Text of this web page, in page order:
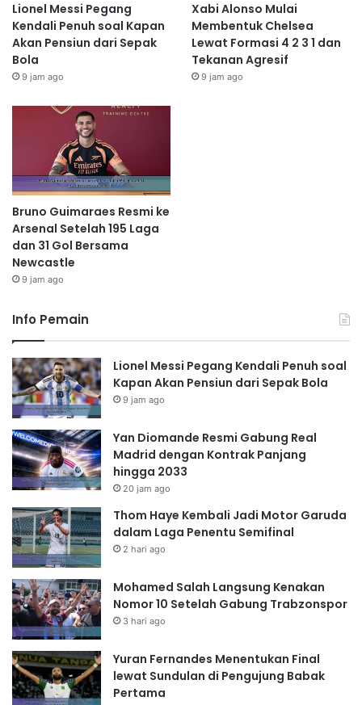
Lionel Messi Pegang
Kendali Penuh soal Kapan
Akan Pensiun dari Sepak
Bola
9 jam ago
Xabi Alonso Mulai
Membentuk Chelsea
Lewat Formasi 4 2 3 1 dan
Tekanan Agresif
9 jam ago
Bruno Guimaraes Resmi ke
Arsenal Setelah 195 Laga
dan 31 Gol Bersama
Newcastle
9 jam ago
Info Pemain
Lionel Messi Pegang Kendali Penuh soal
Kapan Akan Pensiun dari Sepak Bola
9 jam ago
Yan Diomande Resmi Gabung Real
Madrid dengan Kontrak Panjang
hingga 2033
20 jam ago
Thom Haye Kembali Jadi Motor Garuda
dalam Laga Penentu Semifinal
2 hari ago
Mohamed Salah Langsung Kenakan
Nomor 10 Setelah Gabung Trabzonspor
3 hari ago
Yuran Fernandes Menentukan Final
lewat Sundulan di Pengujung Babak
Pertama